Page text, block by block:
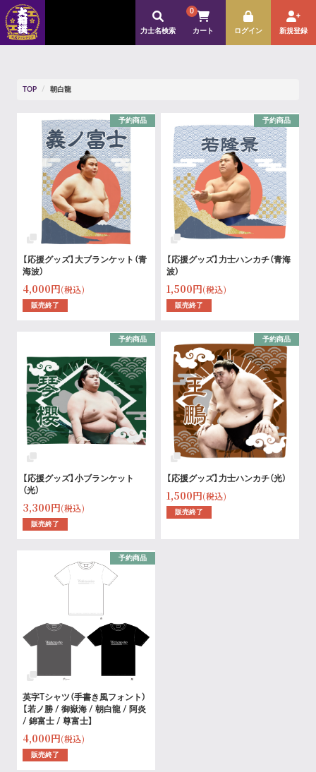
ログイン 新規登録
カート
0
力士名検索
TOP 朝白龍
予約商品
【応援グッズ】大ブランケット（青
海波）
4,000円(税込)
販売終了
予約商品
【応援グッズ】力士ハンカチ（青海
波）
1,500円(税込)
販売終了
予約商品
【応援グッズ】小ブランケット
（光）
3,300円(税込)
販売終了
予約商品
【応援グッズ】力士ハンカチ（光）
1,500円(税込)
販売終了
予約商品
英字Tシャツ（手書き風フォント）
【若ノ勝 / 御嶽海 / 朝白龍 / 阿炎
/ 錦富士 / 尊富士】
4,000円(税込)
販売終了